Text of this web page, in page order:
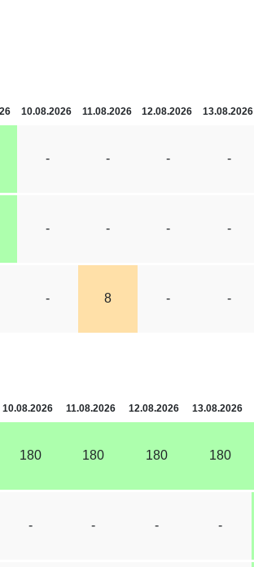
10.08.2026 11.08.2026 12.08.2026 13.08.2026
- - - -
- - - -
- 8 - -
10.08.2026 11.08.2026 12.08.2026 13.08.2026
180 180 180 180
- - - -